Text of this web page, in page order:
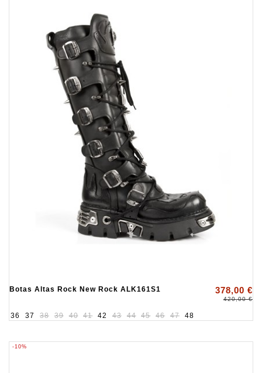
Botas Altas Rock New Rock ALK161S1 378,00 €
420,00 €
36 37 38 39 40 41 42 43 44 45 46 47 48
-10%